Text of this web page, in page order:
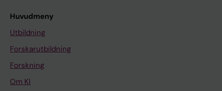
Huvudmeny
Utbildning
Forskarutbildning
Forskning
Om KI